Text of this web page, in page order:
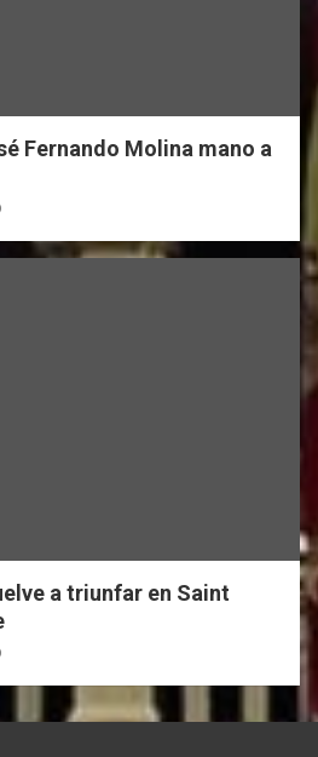
Fernando Molina mano a
a triunfar en Saint